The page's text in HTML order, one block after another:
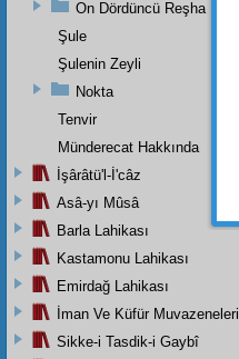
On Dördüncü Reşha
Şule
Şulenin Zeyli
Nokta
Tenvir
Münderecat Hakkında
İşârâtü'l-İ'câz
Asâ-yı Mûsâ
Barla Lahikası
Kastamonu Lahikası
Emirdağ Lahikası
İman Ve Küfür Muvazeneleri
Sikke-i Tasdik-i Gaybî